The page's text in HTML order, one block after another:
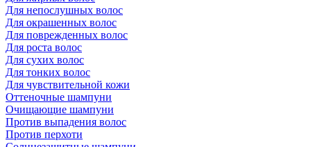
Для непослушных волос
Для окрашенных волос
Для поврежденных волос
Для роста волос
Для сухих волос
Для тонких волос
Для чувствительной кожи
Оттеночные шампуни
Очищающие шампуни
Против выпадения волос
Против перхоти